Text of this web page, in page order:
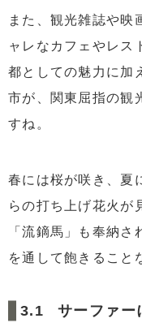
また、観光雑誌や映
ャレなカフェやレス
都としての魅力に加
市が、関東屈指の観
すね。
春には桜が咲き、夏
らの打ち上げ花火が
「流鏑馬」も奉納
を通して飽きること
サーファー